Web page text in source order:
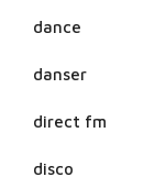
dance
danser
direct fm
disco